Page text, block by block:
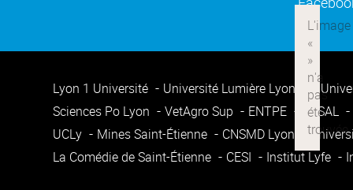
Lyon 1 Université Université Lumière Lyon 2
Sciences Po Lyon
VetAgro Sup ENTPE ENSAL
UCLy
Mines Saint-Étienne CNSMD Lyon
La Comédie de Saint-Étienne
CESI Institut Lyfe